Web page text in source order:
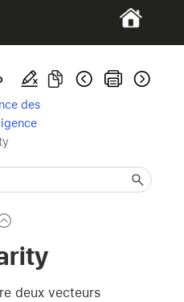
des
deux vecteurs